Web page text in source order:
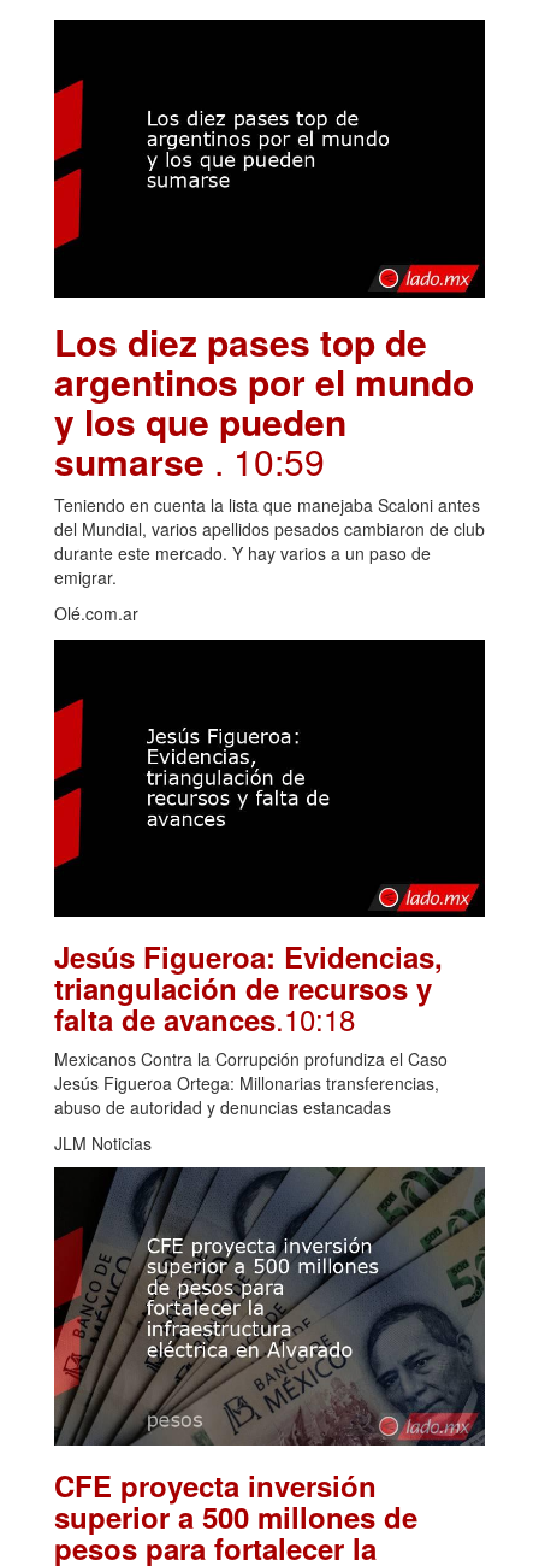
Los diez pases top de
argentinos por el mundo
y los que pueden
sumarse . 10:59
Teniendo en cuenta la lista que manejaba Scaloni antes
del Mundial, varios apellidos pesados cambiaron de club
durante este mercado. Y hay varios a un paso de
emigrar.
Olé.com.ar
Jesús Figueroa: Evidencias,
triangulación de recursos y
falta de avances.10:18
Mexicanos Contra la Corrupción profundiza el Caso
Jesús Figueroa Ortega: Millonarias transferencias,
abuso de autoridad y denuncias estancadas
JLM Noticias
CFE proyecta inversión
superior a 500 millones de
pesos para fortalecer la